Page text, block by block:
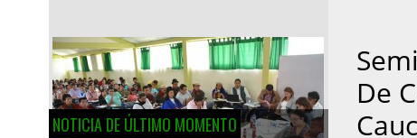
NOTICIA DE ÚLTIMO MOMENTO
De